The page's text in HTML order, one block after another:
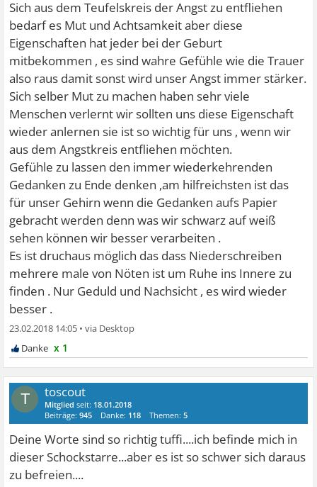
Sich aus dem Teufelskreis der Angst zu entfliehen
bedarf es Mut und Achtsamkeit aber diese
Eigenschaften hat jeder bei der Geburt
mitbekommen , es sind wahre Gefühle wie die Trauer
also raus damit sonst wird unser Angst immer stärker.
Sich selber Mut zu machen haben sehr viele
Menschen verlernt wir sollten uns diese Eigenschaft
wieder anlernen sie ist so wichtig für uns , wenn wir
aus dem Angstkreis entfliehen möchten.
Gefühle zu lassen den immer wiederkehrenden
Gedanken zu Ende denken ,am hilfreichsten ist das
für unser Gehirn wenn die Gedanken aufs Papier
gebracht werden denn was wir schwarz auf weiß
sehen können wir besser verarbeiten .
Es ist druchaus möglich das dass Niederschreiben
mehrere male von Nöten ist um Ruhe ins Innere zu
finden . Nur Geduld und Nachsicht , es wird wieder
besser .
23.02.2018 14:05 •
x 1
T toscout
Mitglied seit: 18.01.2018
Beiträge:945 Danke: 118 Themen:5
Deine Worte sind so richtig tuffi....ich befinde mich in
dieser Schockstarre...aber es ist so schwer sich daraus
zu befreien....